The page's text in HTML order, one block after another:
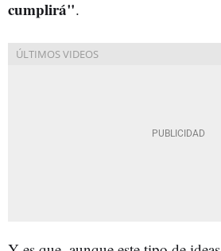
cumplirá".